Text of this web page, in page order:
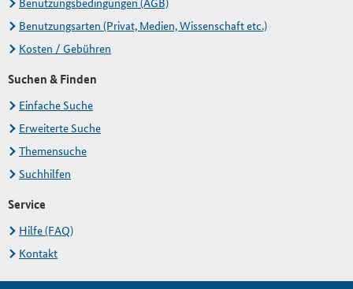
Benutzungsbedingungen (AGB)
Benutzungsarten (Privat, Medien, Wissenschaft etc.)
Kosten / Gebühren
Suchen & Finden
Einfache Suche
Erweiterte Suche
Themensuche
Suchhilfen
Service
Hilfe (FAQ)
Kontakt